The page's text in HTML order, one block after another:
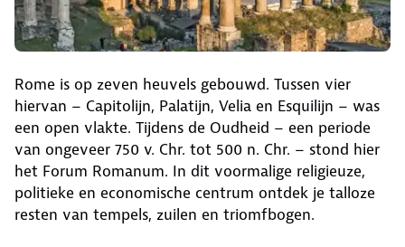
Rome is op zeven heuvels gebouwd. Tussen vier
hiervan – Capitolijn, Palatijn, Velia en Esquilijn – was
een open vlakte. Tijdens de Oudheid – een periode
van ongeveer 750 v. Chr. tot 500 n. Chr. – stond hier
het Forum Romanum. In dit voormalige religieuze,
politieke en economische centrum ontdek je talloze
resten van tempels, zuilen en triomfbogen.